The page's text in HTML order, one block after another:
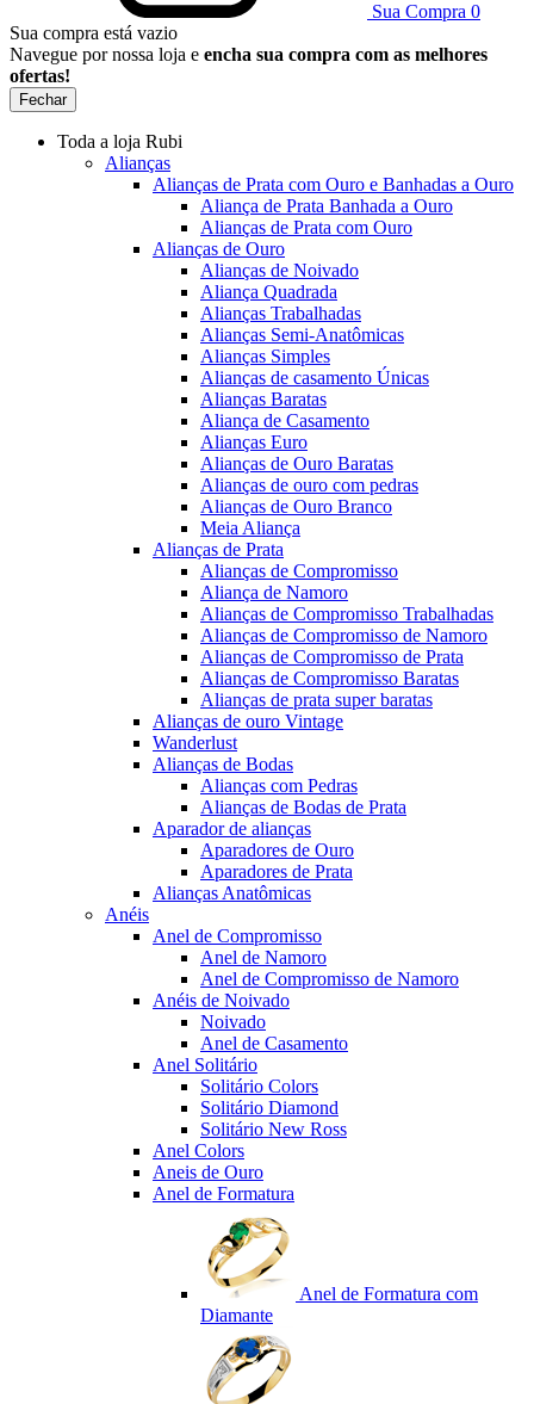
Sua Compra 0
Sua compra está vazio
Navegue por nossa loja e encha sua compra com as melhores
ofertas!
Fechar
Toda a loja Rubi
Alianças
Alianças de Prata com Ouro e Banhadas a Ouro
Aliança de Prata Banhada a Ouro
Alianças de Prata com Ouro
Alianças de Ouro
Alianças de Noivado
Aliança Quadrada
Alianças Trabalhadas
Alianças Semi-Anatômicas
Alianças Simples
Alianças de casamento Únicas
Alianças Baratas
Aliança de Casamento
Alianças Euro
Alianças de Ouro Baratas
Alianças de ouro com pedras
Alianças de Ouro Branco
Meia Aliança
Alianças de Prata
Alianças de Compromisso
Aliança de Namoro
Alianças de Compromisso Trabalhadas
Alianças de Compromisso de Namoro
Alianças de Compromisso de Prata
Alianças de Compromisso Baratas
Alianças de prata super baratas
Alianças de ouro Vintage
Wanderlust
Alianças de Bodas
Alianças com Pedras
Alianças de Bodas de Prata
Aparador de alianças
Aparadores de Ouro
Aparadores de Prata
Alianças Anatômicas
Anéis
Anel de Compromisso
Anel de Namoro
Anel de Compromisso de Namoro
Anéis de Noivado
Noivado
Anel de Casamento
Anel Solitário
Solitário Colors
Solitário Diamond
Solitário New Ross
Anel Colors
Aneis de Ouro
Anel de Formatura
Anel de Formatura com
Diamante